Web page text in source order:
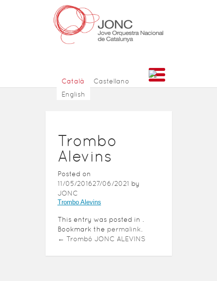
Català
Castellano
English
Trombo
Alevins
Posted on
11/05/201627/06/2021 by
JONC
Trombo Alevins
This entry was posted in .
Bookmark the permalink
← Trombó JONC ALEVINS